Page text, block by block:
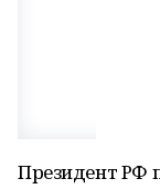
Президент РФ